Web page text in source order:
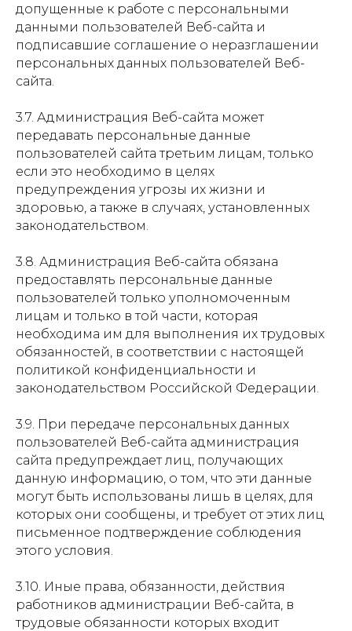
допущенные к работе с персональными
данными пользователей Веб-сайта и
подписавшие соглашение о неразглашении
персональных данных пользователей Веб-
сайта.
3.7. Администрация Веб-сайта может
передавать персональные данные
пользователей сайта третьим лицам, только
если это необходимо в целях
предупреждения угрозы их жизни и
здоровью, а также в случаях, установленных
законодательством.
3.8. Администрация Веб-сайта обязана
предоставлять персональные данные
пользователей только уполномоченным
лицам и только в той части, которая
необходима им для выполнения их трудовых
обязанностей, в соответствии с настоящей
политикой конфиденциальности и
законодательством Российской Федерации.
3.9. При передаче персональных данных
пользователей Веб-сайта администрация
сайта предупреждает лиц, получающих
данную информацию, о том, что эти данные
могут быть использованы лишь в целях, для
которых они сообщены, и требует от этих лиц
письменное подтверждение соблюдения
этого условия.
3.10. Иные права, обязанности, действия
работников администрации Веб-сайта, в
трудовые обязанности которых входит